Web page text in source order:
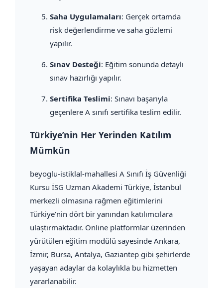
Saha Uygulamaları: Gerçek ortamda
risk değerlendirme ve saha gözlemi
yapılır.
Sınav Desteği: Eğitim sonunda detaylı
sınav hazırlığı yapılır.
Sertifika Teslimi: Sınavı başarıyla
geçenlere A sınıfı sertifika teslim edilir.
Türkiye’nin Her Yerinden Katılım
Mümkün
beyoglu-istiklal-mahallesi A Sınıfı İş Güvenliği
Kursu İSG Uzman Akademi Türkiye, İstanbul
merkezli olmasına rağmen eğitimlerini
Türkiye’nin dört bir yanından katılımcılara
ulaştırmaktadır. Online platformlar üzerinden
yürütülen eğitim modülü sayesinde Ankara,
İzmir, Bursa, Antalya, Gaziantep gibi şehirlerde
yaşayan adaylar da kolaylıkla bu hizmetten
yararlanabilir.